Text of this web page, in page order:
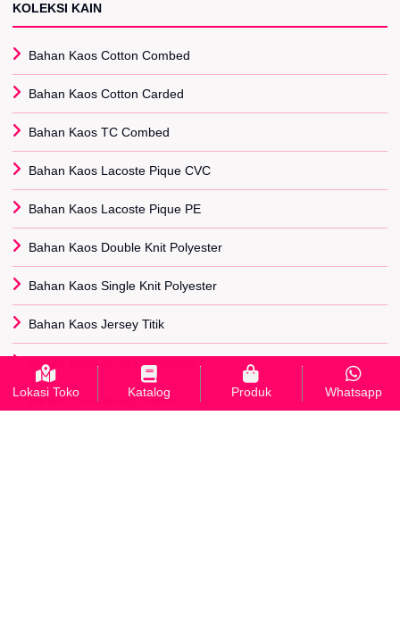
KOLEKSI KAIN
Bahan Kaos Cotton Combed
Bahan Kaos Cotton Carded
Bahan Kaos TC Combed
Bahan Kaos Lacoste Pique CVC
Bahan Kaos Lacoste Pique PE
Bahan Kaos Double Knit Polyester
Bahan Kaos Single Knit Polyester
Bahan Kaos Jersey Titik
Bahan Kaos Jersey Benzema
Bahan Kaos Jersey Serena
Lokasi Toko Katalog Produk Whatsapp